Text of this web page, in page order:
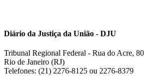
Diário da Justiça da União - DJU
Tribunal Regional Federal - Rua do Acre,
Rio de Janeiro (RJ)
Telefones: (21) 2276-8125 ou 2276-8379